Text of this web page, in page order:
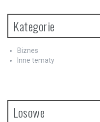
Kategorie
Biznes
Inne tematy
Losowe